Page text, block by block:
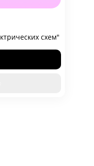
схем"